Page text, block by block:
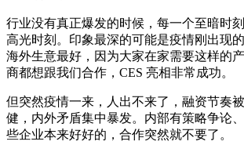
行业没有真正爆发的时候，每一个至暗时
高光时刻。印象最深的可能是疫情刚出现
海外生意最好，因为大家在家需要这样的
商都想跟我们合作，CES 亮相非常成功。
但突然疫情一来，人出不来了，融资节奏
健，内外矛盾集中暴发。内部有策略争论
些企业本来好好的，合作突然就不要了。